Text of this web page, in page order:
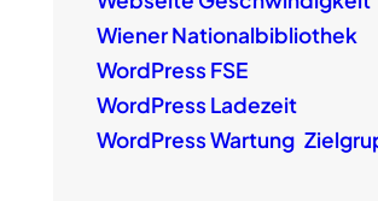
Wiener Nationalbibliothek
WordPress FSE
WordPress Ladezeit
WordPress Wartung